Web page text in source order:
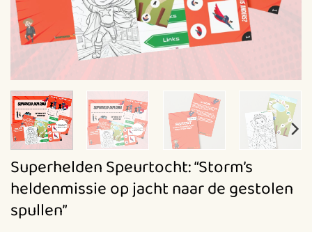
Superhelden Speurtocht: “Storm’s
heldenmissie op jacht naar de gestolen
spullen”